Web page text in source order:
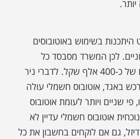
בשימוש באוטובוסים
לכן המשרד מסבסד כל
אוטובוס חשמלי בסכום של כ-400 אלף שקל. לדברי ניר
באגד, אוטובוס חשמלי עולה
אלף יורו, פי שניים ויותר לעומת אוטובוס
אוטובוס חשמלי עדיין לא
דיזל, גם אם לוקחים בחשבון את כל